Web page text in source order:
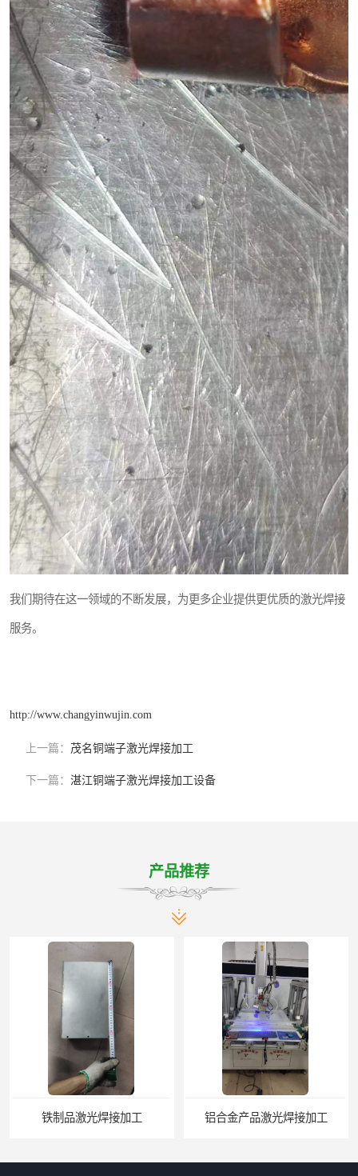
我们期待在这一领域的不断发展，为更多企业提供更优质的激光焊接
服务。
http://www.changyinwujin.com
上一篇： 茂名铜端子激光焊接加工
下一篇： 湛江铜端子激光焊接加工设备
产品推荐
铝合金产品激光焊接加工